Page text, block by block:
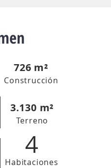
726 m²
Construcción
3.130 m²
Terreno
4
Habitaciones